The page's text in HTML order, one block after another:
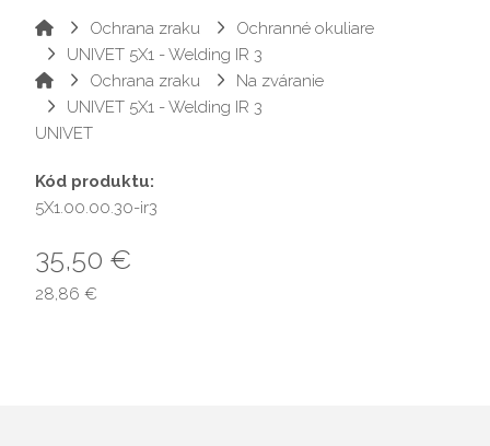
Ochrana zraku
Ochranné okuliare
UNIVET 5X1 - Welding IR 3
Ochrana zraku
Na zváranie
UNIVET 5X1 - Welding IR 3
UNIVET
Kód produktu:
5X1.00.00.30-ir3
35,50 €
28,86 €